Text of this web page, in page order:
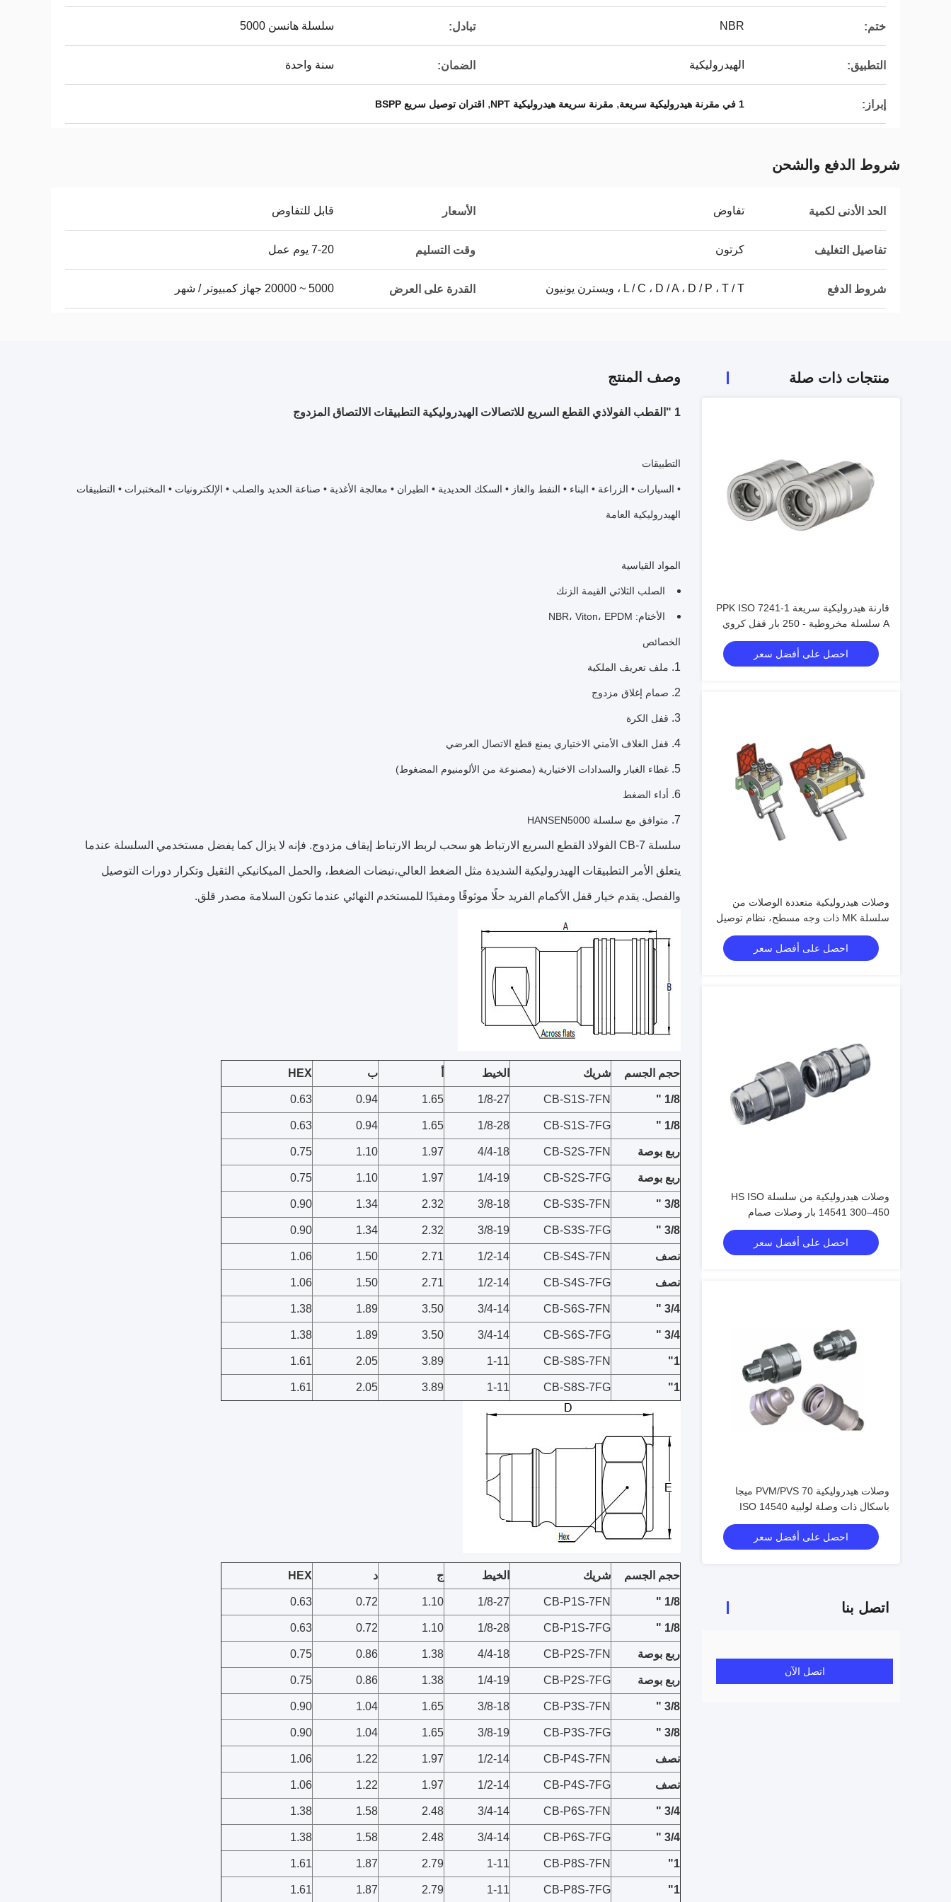
ختم: NBR تبادل: سلسلة هانسن 5000
التطبيق: الهيدروليكية الضمان: سنة واحدة
إبراز: 1 في مقرنة هيدروليكية سريعة , مقرنة سريعة هيدروليكية NPT , اقتران توصيل سريع BSPP
شروط الدفع والشحن
الحد الأدنى لكمية تفاوض الأسعار قابل للتفاوض
تفاصيل التغليف كرتون وقت التسليم 7-20 يوم عمل
شروط الدفع L / C ، D / A ، D / P ، T / T ، ويسترن يونيون القدرة على العرض 5000 ~ 20000 جهاز كمبيوتر / شهر
منتجات ذات صلة
قارنة هيدروليكية سريعة PPK ISO 7241-1
A سلسلة مخروطية - 250 بار قفل كروي
فولاذي للآلات الثقيلة
احصل على أفضل سعر
وصلات هيدروليكية متعددة الوصلات من
سلسلة MK ذات وجه مسطح، نظام توصيل
سريع بقفل الكامة وفقًا لمعيار ISO
احصل على أفضل سعر
وصلات هيدروليكية من سلسلة HS ISO
14541 300–450 بار وصلات صمام
مخروطي للتوصيل الملولب
احصل على أفضل سعر
وصلات هيدروليكية PVM/PVS 70 ميجا
باسكال ذات وصلة لولبية ISO 14540
موصلات صمام مخروطي عالي الضغط
احصل على أفضل سعر
اتصل بنا
اتصل الآن
وصف المنتج
1 "القطب الفولاذي القطع السريع للاتصالات الهيدروليكية التطبيقات الالتصاق المزدوج
التطبيقات
• السيارات • الزراعة • البناء • النفط والغاز • السكك الحديدية • الطيران • معالجة الأغذية • صناعة الحديد والصلب • الإلكترونيات • المختبرات • التطبيقات
الهيدروليكية العامة
المواد القياسية
الصلب الثلاثي القيمة الزنك
الأختام: NBR، Viton، EPDM
الخصائص
ملف تعريف الملكية
صمام إغلاق مزدوج
قفل الكرة
قفل الغلاف الأمني الاختياري يمنع قطع الاتصال العرضي
غطاء الغبار والسدادات الاختيارية (مصنوعة من الألومنيوم المضغوط)
أداء الضغط
متوافق مع سلسلة HANSEN5000
سلسلة CB-7 الفولاذ القطع السريع الارتباط هو سحب لربط الارتباط إيقاف مزدوج. فإنه لا يزال كما يفضل مستخدمي السلسلة عندما
يتعلق الأمر التطبيقات الهيدروليكية الشديدة مثل الضغط العالي،نبضات الضغط، والحمل الميكانيكي الثقيل وتكرار دورات التوصيل
والفصل. يقدم خيار قفل الأكمام الفريد حلًا موثوقًا ومفيدًا للمستخدم النهائي عندما تكون السلامة مصدر قلق.
حجم الجسم شريك الخيط ب HEX
1/8 "
CB-S1S-7FN
1/8-27
1.65
0.94
0.63
1/8 "
CB-S1S-7FG
1/8-28
1.65
0.94
0.63
ربع بوصة CB-S2S-7FN
4/4-18
1.97
1.10
0.75
ربع بوصة CB-S2S-7FG
1/4-19
1.97
1.10
0.75
3/8 "
CB-S3S-7FN
3/8-18
2.32
1.34
0.90
3/8 "
CB-S3S-7FG
3/8-19
2.32
1.34
0.90
نصف CB-S4S-7FN
1/2-14
2.71
1.50
1.06
نصف CB-S4S-7FG
1/2-14
2.71
1.50
1.06
3/4 "
CB-S6S-7FN
3/4-14
3.50
1.89
1.38
3/4 "
CB-S6S-7FG
3/4-14
3.50
1.89
1.38
1"
CB-S8S-7FN
1-11
3.89
2.05
1.61
1"
CB-S8S-7FG
1-11
3.89
2.05
1.61
حجم الجسم شريك الخيط ج د HEX
1/8 "
CB-P1S-7FN
1/8-27
1.10
0.72
0.63
1/8 "
CB-P1S-7FG
1/8-28
1.10
0.72
0.63
ربع بوصة CB-P2S-7FN
4/4-18
1.38
0.86
0.75
ربع بوصة CB-P2S-7FG
1/4-19
1.38
0.86
0.75
3/8 "
CB-P3S-7FN
3/8-18
1.65
1.04
0.90
3/8 "
CB-P3S-7FG
3/8-19
1.65
1.04
0.90
نصف CB-P4S-7FN
1/2-14
1.97
1.22
1.06
نصف CB-P4S-7FG
1/2-14
1.97
1.22
1.06
3/4 "
CB-P6S-7FN
3/4-14
2.48
1.58
1.38
3/4 "
CB-P6S-7FG
3/4-14
2.48
1.58
1.38
1"
CB-P8S-7FN
1-11
2.79
1.87
1.61
1"
CB-P8S-7FG
1-11
2.79
1.87
1.61